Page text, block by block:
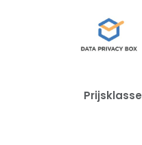
Prijsklasse